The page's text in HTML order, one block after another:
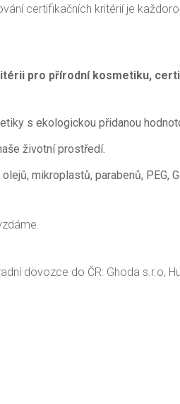
certifikačních kritérií je
pro přírodní kosmetiku,
s ekologickou přidanou
životní prostředí.
mikroplastů, parabenů, PEG,
dovozce do ČR: Ghoda s.r.o,